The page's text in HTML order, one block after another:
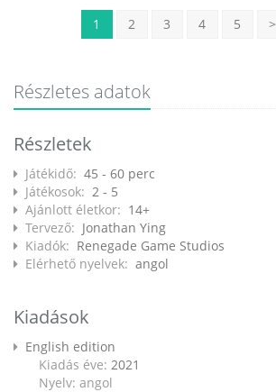
1 2 3 4 5 >
Részletes adatok
Részletek
Játékidő: 45 - 60 perc
Játékosok: 2 - 5
Ajánlott életkor: 14+
Tervező: Jonathan Ying
Kiadók: Renegade Game Studios
Elérhető nyelvek: angol
Kiadások
English edition
Kiadás éve: 2021
Nyelv: angol